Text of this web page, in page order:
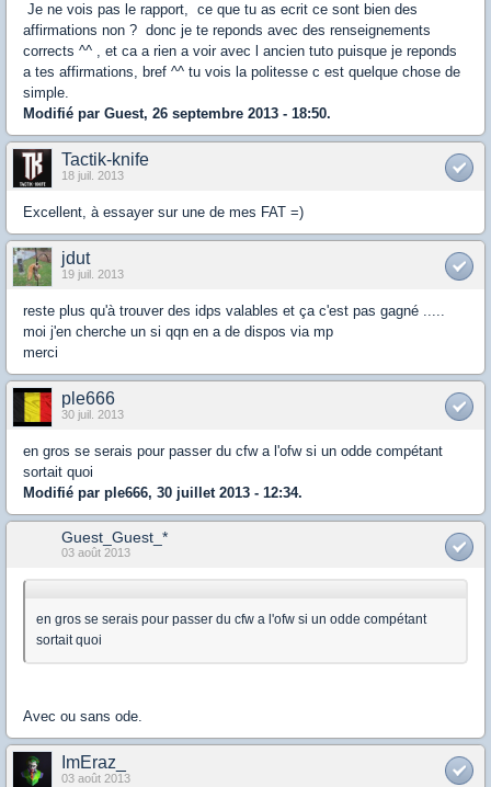
Je ne vois pas le rapport, ce que tu as ecrit ce sont bien des
affirmations non ? donc je te reponds avec des renseignements
corrects ^^ , et ca a rien a voir avec l ancien tuto puisque je reponds
a tes affirmations, bref ^^ tu vois la politesse c est quelque chose de
simple.
Modifié par Guest, 26 septembre 2013 - 18:50.
Tactik-knife
18 juil. 2013
Excellent, à essayer sur une de mes FAT =)
jdut
19 juil. 2013
reste plus qu'à trouver des idps valables et ça c'est pas gagné .....
moi j'en cherche un si qqn en a de dispos via mp
merci
ple666
30 juil. 2013
en gros se serais pour passer du cfw a l'ofw si un odde compétant
sortait quoi
Modifié par ple666, 30 juillet 2013 - 12:34.
Guest_Guest_*
03 août 2013
en gros se serais pour passer du cfw a l'ofw si un odde compétant
sortait quoi
Avec ou sans ode.
ImEraz_
03 août 2013